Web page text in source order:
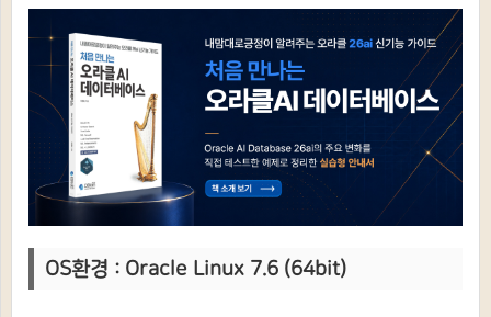
OS환경 : Oracle Linux 7.6 (64bit)